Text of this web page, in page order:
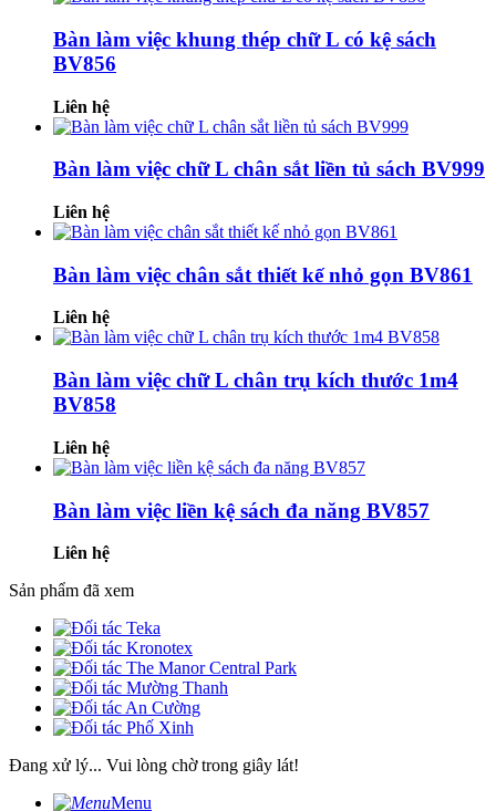
Bàn làm việc khung thép chữ L có kệ sách
BV856
Liên hệ
Bàn làm việc chữ L chân sắt liền tủ sách BV999
Liên hệ
Bàn làm việc chân sắt thiết kế nhỏ gọn BV861
Liên hệ
Bàn làm việc chữ L chân trụ kích thước 1m4
BV858
Liên hệ
Bàn làm việc liền kệ sách đa năng BV857
Liên hệ
Sản phẩm đã xem
Đang xử lý... Vui lòng chờ trong giây lát!
Menu